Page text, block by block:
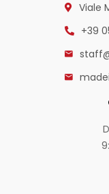
Viale
+39